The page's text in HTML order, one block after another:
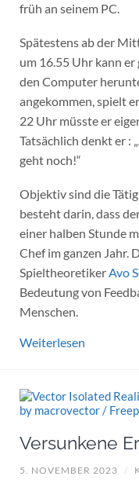
früh an seinem PC.
Spätestens ab der
um 16.55 Uhr kann
den Computer
angekommen, spielt
22 Uhr müsste er
Tatsächlich denkt er :
geht noch!“
Objektiv sind die
besteht darin, dass
einer halben Stunde
Chef im ganzen Jahr.
Spieltheoretiker Avo
Bedeutung von
Menschen.
Weiterlesen
Versunkene
5. NOVEMBER 2023 /